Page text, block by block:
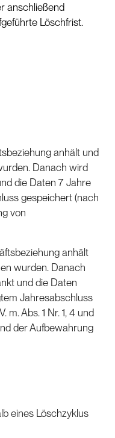
anschließend
Löschfrist.
anhält und
Danach wird
die Daten 7 Jahre
gespeichert (nach
von
anhält
wurden. Danach
und die Daten
Jahresabschluss
m. Abs. 1 Nr. 1, 4 und
der Aufbewahrung
eines Löschzyklus